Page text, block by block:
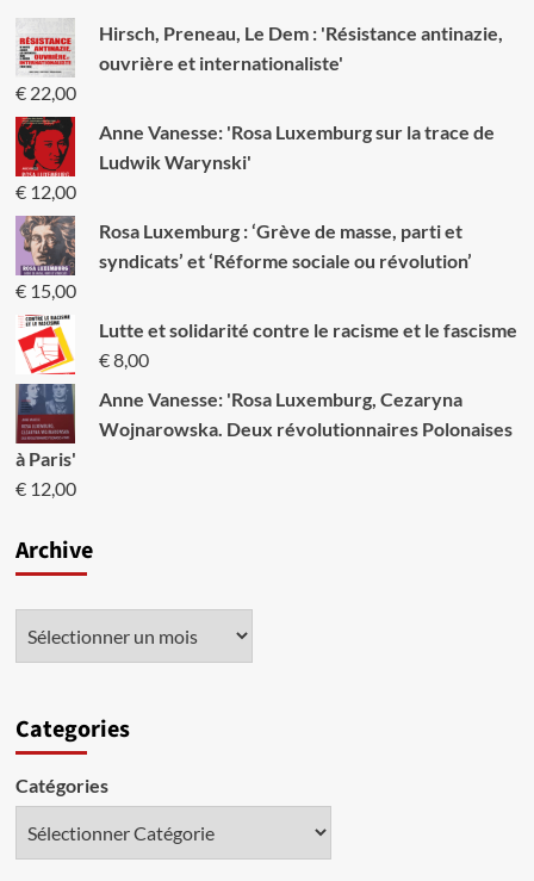
la
politique
Républicrates
des
Hirsch, Preneau, Le Dem : 'Résistance antinazie,
ouvrière et internationaliste'
€22,00
Anne Vanesse: 'Rosa Luxemburg sur la trace de
Ludwik Warynski'
€12,00
Rosa Luxemburg : ‘Grève de masse, parti et
syndicats’ et ‘Réforme sociale ou révolution’
€15,00
Lutte et solidarité contre le racisme et le fascisme
€8,00
Anne Vanesse: 'Rosa Luxemburg, Cezaryna
Wojnarowska. Deux révolutionnaires Polonaises
à Paris'
€12,00
Archive
Categories
Catégories